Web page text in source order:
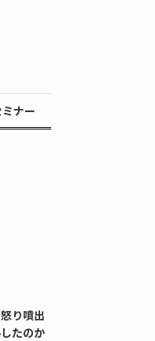
ナー
り噴出
たのか